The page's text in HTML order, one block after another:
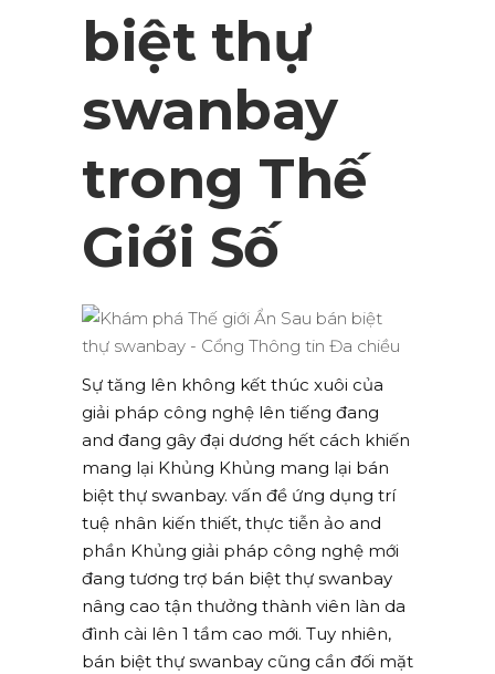
biệt thự
swanbay
trong Thế
Giới Số
Sự tăng lên không kết thúc xuôi của
giải pháp công nghệ lên tiếng đang
and đang gây đại dương hết cách khiến
mang lại Khủng Khủng mang lại bán
biệt thự swanbay. vấn đề ứng dụng trí
tuệ nhân kiến thiết, thực tiễn ảo and
phần Khủng giải pháp công nghệ mới
đang tương trợ bán biệt thự swanbay
nâng cao tận thưởng thành viên làn da
đình cài lên 1 tầm cao mới. Tuy nhiên,
bán biệt thự swanbay cũng cần đối mặt